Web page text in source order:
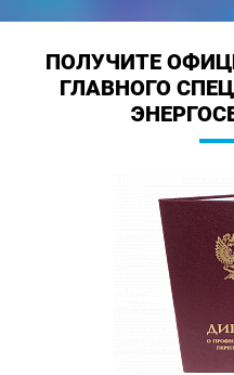
ПОЛУЧИТЕ
ГЛАВНОГО